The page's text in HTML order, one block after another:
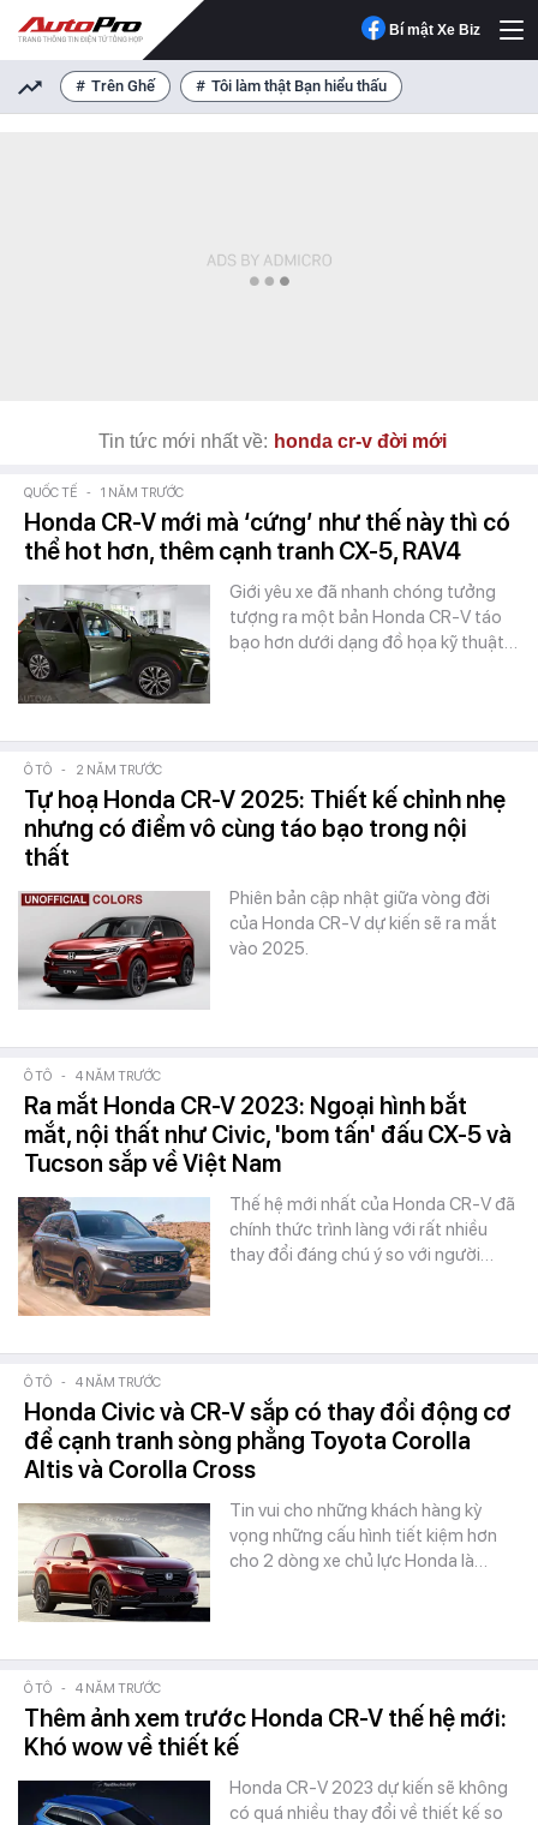
Bí mật Xe Biz
Trên Ghế Tôi làm thật Bạn hiểu thấu
Tin tức mới nhất về: honda cr-v đời mới
QUỐC TẾ - 1 NĂM TRƯỚC
Honda CR-V mới mà ‘cứng’ như thế này thì có
thể hot hơn, thêm cạnh tranh CX-5, RAV4
Giới yêu xe đã nhanh chóng tưởng
tượng ra một bản Honda CR-V táo
bạo hơn dưới dạng đồ họa kỹ thuật…
Ô TÔ - 2 NĂM TRƯỚC
Tự hoạ Honda CR-V 2025: Thiết kế chỉnh nhẹ
nhưng có điểm vô cùng táo bạo trong nội
thất
Phiên bản cập nhật giữa vòng đời
của Honda CR-V dự kiến sẽ ra mắt
vào 2025.
Ô TÔ - 4 NĂM TRƯỚC
Ra mắt Honda CR-V 2023: Ngoại hình bắt
mắt, nội thất như Civic, 'bom tấn' đấu CX-5 và
Tucson sắp về Việt Nam
Thế hệ mới nhất của Honda CR-V đã
chính thức trình làng với rất nhiều
thay đổi đáng chú ý so với người…
Ô TÔ - 4 NĂM TRƯỚC
Honda Civic và CR-V sắp có thay đổi động cơ
để cạnh tranh sòng phẳng Toyota Corolla
Altis và Corolla Cross
Tin vui cho những khách hàng kỳ
vọng những cấu hình tiết kiệm hơn
cho 2 dòng xe chủ lực Honda là…
Ô TÔ - 4 NĂM TRƯỚC
Thêm ảnh xem trước Honda CR-V thế hệ mới:
Khó wow về thiết kế
Honda CR-V 2023 dự kiến sẽ không
có quá nhiều thay đổi về thiết kế so